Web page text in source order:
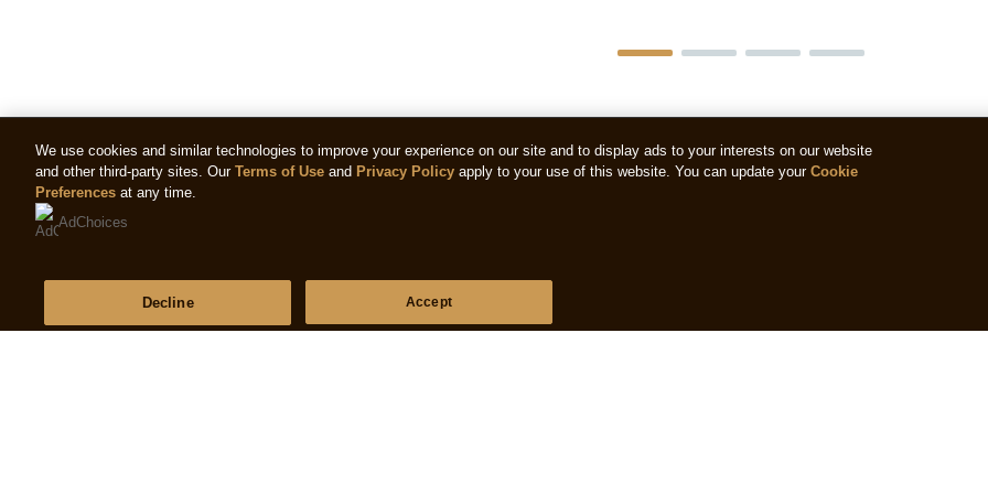
We use cookies and similar technologies to improve your experience on our site and to display ads to your interests on our website
and other third-party sites. Our Terms of Use and Privacy Policy apply to your use of this website. You can update your Cookie
Preferences at any time.
AdChoices
Decline Accept